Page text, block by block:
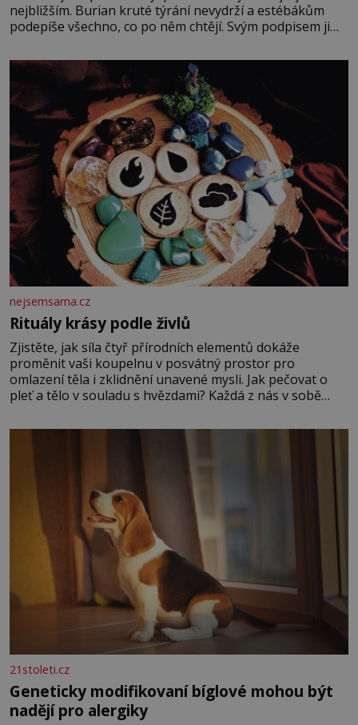
nejbližším. Burian kruté týrání nevydrží a estébákům
podepíše všechno, co po něm chtějí. Svým podpisem jim
fyzický ani psychický nátlak. Syn brněnského řezníka
chce být knězem a
nejsemsama.cz
Rituály krásy podle živlů
Zjistěte, jak síla čtyř přírodních elementů dokáže
proměnit vaši koupelnu v posvátný prostor pro
omlazení těla i zklidnění unavené mysli. Jak pečovat o
pleť a tělo v souladu s hvězdami? Každá z nás v sobě
povaze, ale i v potřebách naší pokožky. Ohnivá znamení
Ženy narozené ve znamení Berana, Lva a Střelce v sobě
nesou žár, odvahu a neutuchající elán. Vaše
21stoleti.cz
Geneticky modifikovaní bíglové mohou být
nadějí pro alergiky